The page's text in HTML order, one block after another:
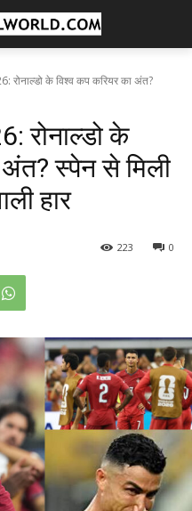
रोनाल्डो के विश्व कप करियर का अंत?
रोनाल्डो के
स्पेन से मिली
हार
0
223